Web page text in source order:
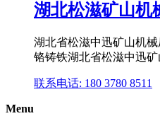
湖北松滋矿山机
湖北省松滋中迅矿山机
铬铸铁湖北省松滋中迅
联系电话: 180 3780 8511
Menu